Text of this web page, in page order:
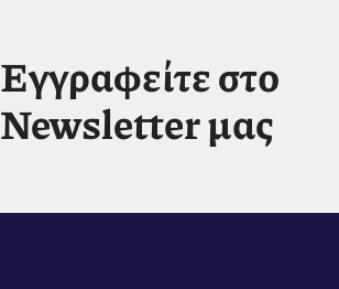
Εγγραφείτε στο
Newsletter μας